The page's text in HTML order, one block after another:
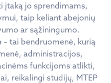
įtaką jo sprendimams,
taip keliant abejonių
ar sąžiningumo.
– tai bendruomenė, kurią
administracijos,
funkcijoms atlikti,
reikalingi studijų, MTEP